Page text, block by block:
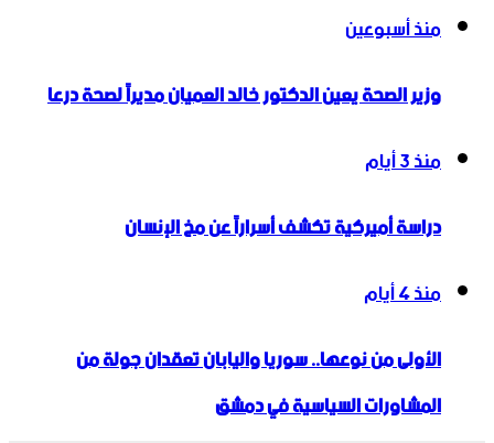
منذ أسبوعين
وزير الصحة يعين الدكتور خالد العميان مديراً لصحة درعا
منذ 3 أيام
دراسة أميركية تكشف أسراراً عن مخ الإنسان
منذ 4 أيام
الأولى من نوعها.. سوريا واليابان تعقدان جولة من
المشاورات السياسية في دمشق